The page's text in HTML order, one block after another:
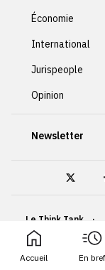
Accueil En bref
Économie
International
Jurispeople
Opinion
Newsletter
Le Think Tank